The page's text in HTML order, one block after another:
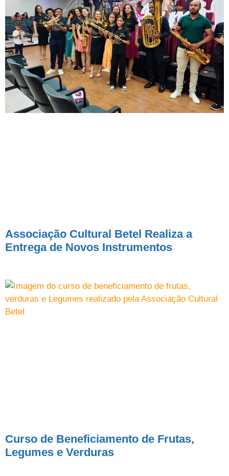
Associação Cultural Betel Realiza a
Entrega de Novos Instrumentos
Curso de Beneficiamento de Frutas,
Legumes e Verduras